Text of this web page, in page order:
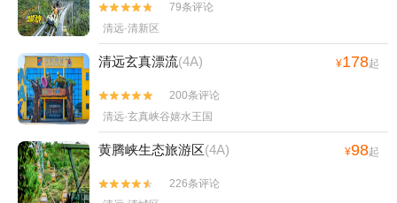


79条评论
清远·清新区
清远玄真漂流(4A) ¥178起


200条评论
清远·玄真峡谷嬉水王国
黄腾峡生态旅游区(4A) ¥98起


226条评论